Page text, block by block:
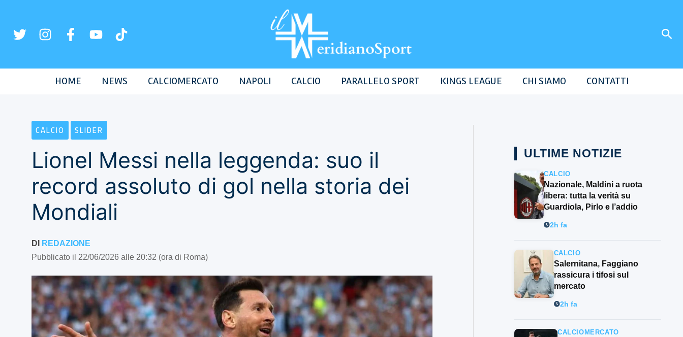
contenuto
HOME NEWS CALCIOMERCATO NAPOLI CALCIO PARALLELO SPORT KINGS LEAGUE CHI SIAMO CONTATTI
CALCIO SLIDER
Lionel Messi nella leggenda: suo il
record assoluto di gol nella storia dei
Mondiali
DI
REDAZIONE
Pubblicato il 22/06/2026 alle 20:32 (ora di Roma)
ULTIME NOTIZIE
CALCIO
Nazionale, Maldini a ruota
libera: tutta la verità su
Guardiola, Pirlo e l’addio
2h fa
CALCIO
Salernitana, Faggiano
rassicura i tifosi sul
mercato
2h fa
CALCIOMERCATO